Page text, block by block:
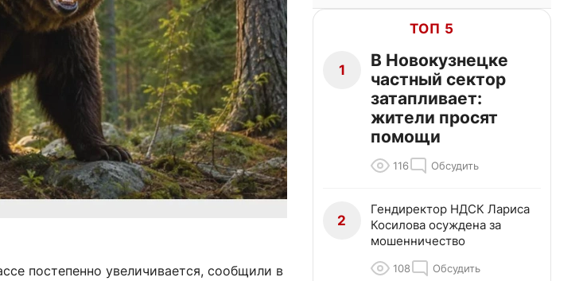
постепенно увеличивается, сообщили в
ТОП 5
1
В Новокузнецке
частный сектор
затапливает:
жители просят
помощи
116 Обсудить
2
Гендиректор НДСК Лариса
Косилова осуждена за
мошенничество
108 Обсудить